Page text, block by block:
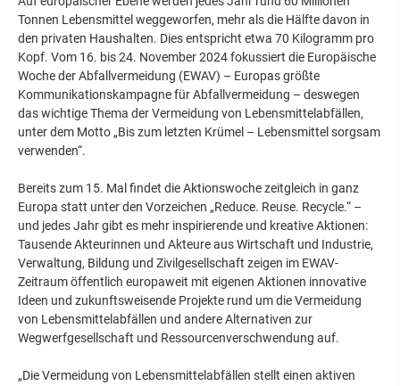
Tonnen Lebensmittel weggeworfen, mehr als die Hälfte davon in
den privaten Haushalten. Dies entspricht etwa 70 Kilogramm pro
Kopf. Vom 16. bis 24. November 2024 fokussiert die Europäische
Woche der Abfallvermeidung (EWAV) – Europas größte
Kommunikationskampagne für Abfallvermeidung – deswegen
das wichtige Thema der Vermeidung von Lebensmittelabfällen,
unter dem Motto „Bis zum letzten Krümel – Lebensmittel sorgsam
verwenden“.
Bereits zum 15. Mal findet die Aktionswoche zeitgleich in ganz
Europa statt unter den Vorzeichen „Reduce. Reuse. Recycle.“ –
und jedes Jahr gibt es mehr inspirierende und kreative Aktionen:
Tausende Akteurinnen und Akteure aus Wirtschaft und Industrie,
Verwaltung, Bildung und Zivilgesellschaft zeigen im EWAV-
Zeitraum öffentlich europaweit mit eigenen Aktionen innovative
Ideen und zukunftsweisende Projekte rund um die Vermeidung
von Lebensmittelabfällen und andere Alternativen zur
Wegwerfgesellschaft und Ressourcenverschwendung auf.
„Die Vermeidung von Lebensmittelabfällen stellt einen aktiven